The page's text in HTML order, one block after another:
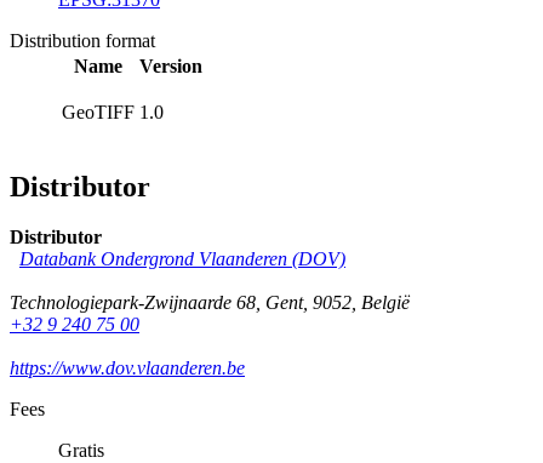
Distribution format
Name
Version
GeoTIFF 1.0
Distributor
Distributor
Databank Ondergrond Vlaanderen (DOV)
Technologiepark-Zwijnaarde 68, Gent, 9052, België
+32 9 240 75 00
https://www.dov.vlaanderen.be
Fees
Gratis